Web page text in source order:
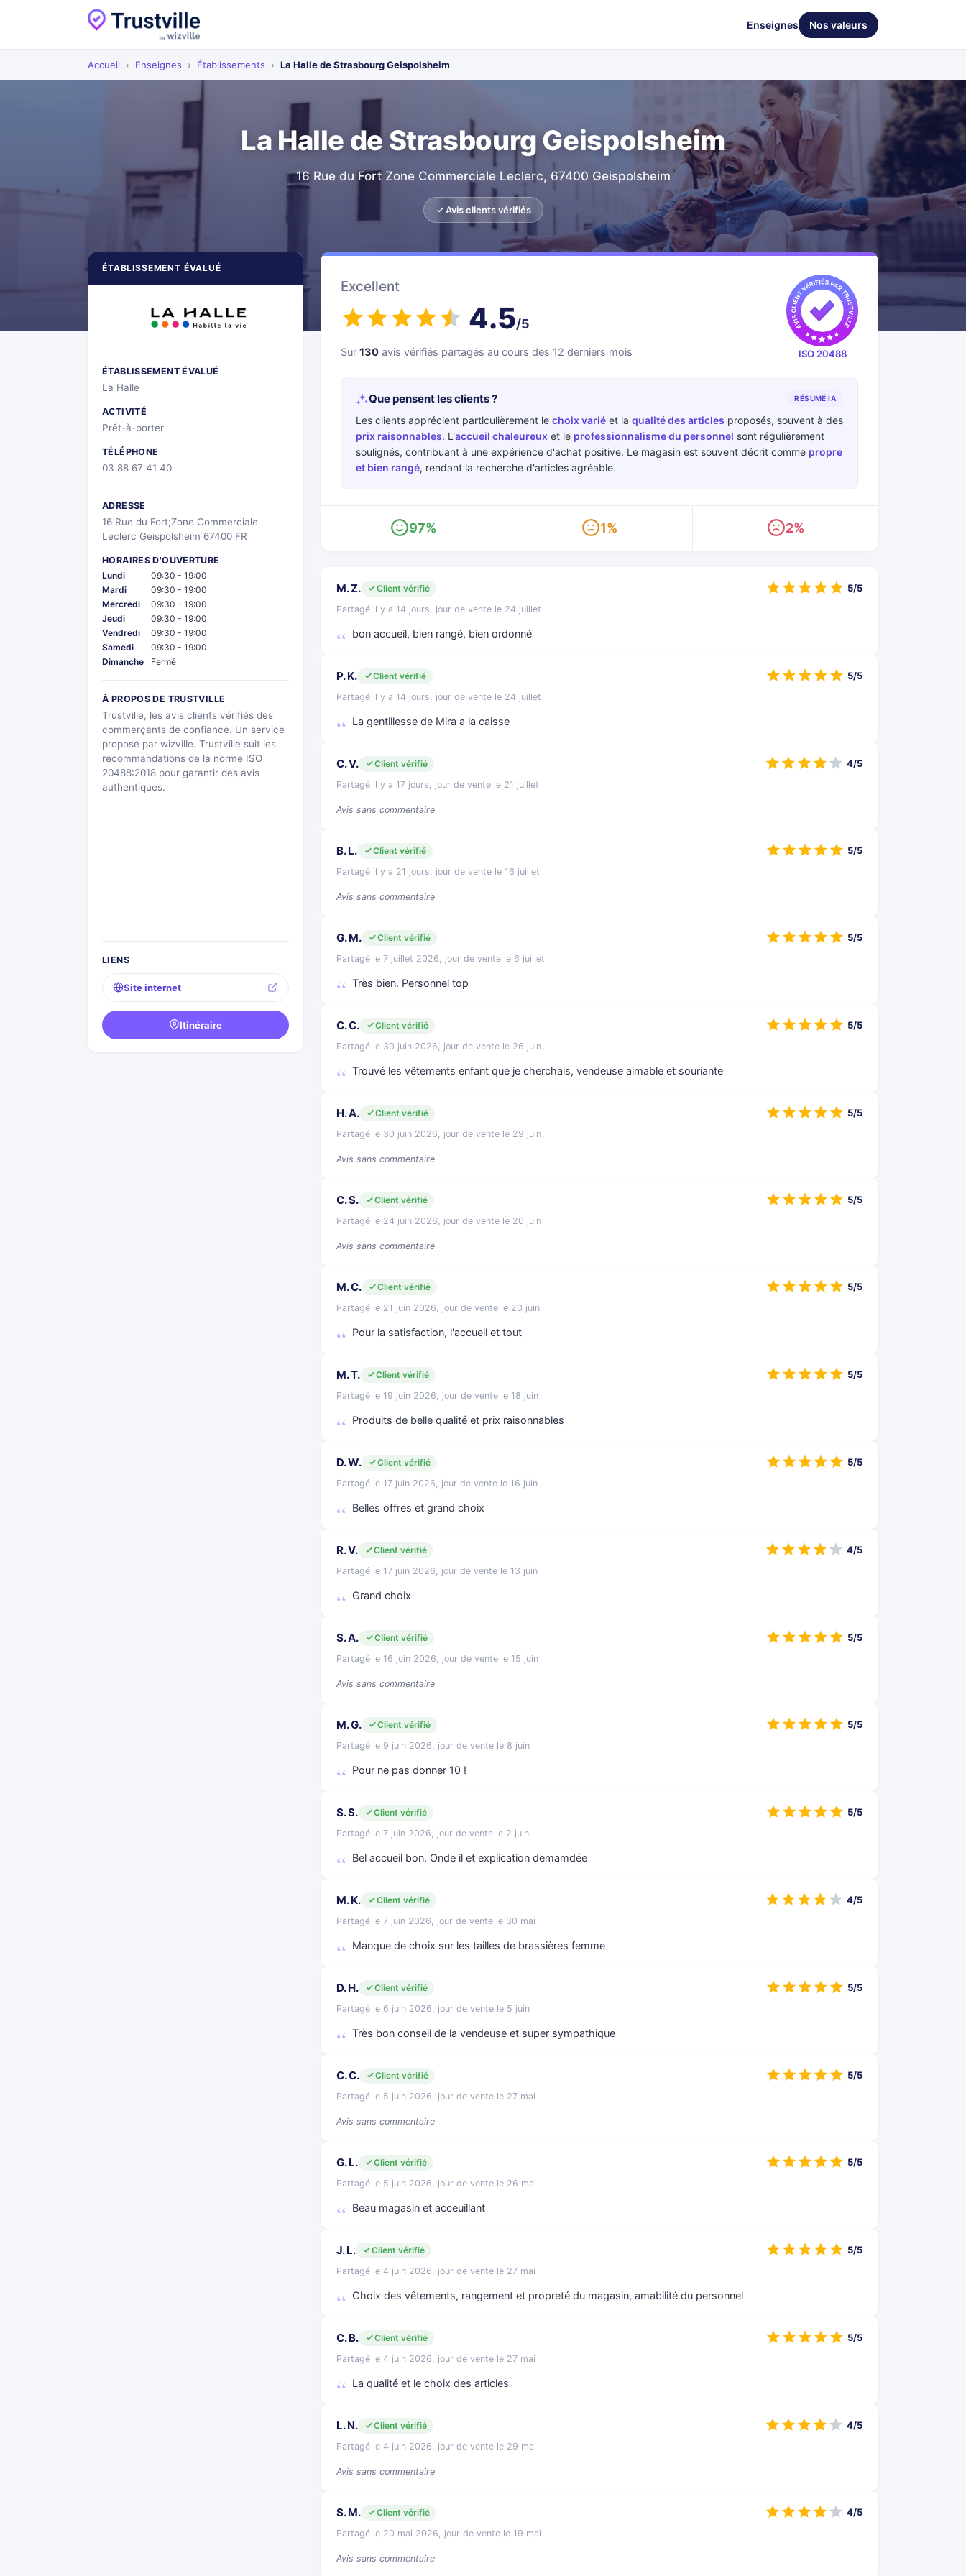
Enseignes Nos valeurs
Accueil › Enseignes › Établissements › La Halle de Strasbourg Geispolsheim
La Halle de Strasbourg Geispolsheim
16 Rue du Fort Zone Commerciale Leclerc, 67400 Geispolsheim
Avis clients vérifiés
ÉTABLISSEMENT ÉVALUÉ
ÉTABLISSEMENT ÉVALUÉ
La Halle
ACTIVITÉ
Prêt-à-porter
TÉLÉPHONE
03 88 67 41 40
ADRESSE
16 Rue du Fort;Zone Commerciale
Leclerc Geispolsheim 67400 FR
HORAIRES D'OUVERTURE
Lundi
09:30 - 19:00
Mardi
09:30 - 19:00
Mercredi
09:30 - 19:00
Jeudi
09:30 - 19:00
Vendredi
09:30 - 19:00
Samedi
09:30 - 19:00
Dimanche
Fermé
À PROPOS DE TRUSTVILLE
Trustville, les avis clients vérifiés des
commerçants de confiance. Un service
proposé par wizville. Trustville suit les
recommandations de la norme ISO
20488:2018 pour garantir des avis
authentiques.
LIENS
Site internet
Itinéraire
Excellent
4.5/5
Sur 130 avis vérifiés partagés au cours des 12 derniers mois ISO 20488
Que pensent les clients ? RÉSUMÉ IA
Les clients apprécient particulièrement le choix varié et la qualité des articles proposés, souvent à des
prix raisonnables. L'accueil chaleureux et le professionnalisme du personnel sont régulièrement
soulignés, contribuant à une expérience d'achat positive. Le magasin est souvent décrit comme propre
et bien rangé, rendant la recherche d'articles agréable.
97% 1% 2%
M. Z.
Client vérifié
Partagé il y a 14 jours, jour de vente le 24 juillet
bon accueil, bien rangé, bien ordonné
5/5
P. K.
Client vérifié
Partagé il y a 14 jours, jour de vente le 24 juillet
La gentillesse de Mira a la caisse
5/5
C. V.
Client vérifié
Partagé il y a 17 jours, jour de vente le 21 juillet
Avis sans commentaire
4/5
B. L.
Client vérifié
Partagé il y a 21 jours, jour de vente le 16 juillet
Avis sans commentaire
5/5
G. M.
Client vérifié
Partagé le 7 juillet 2026, jour de vente le 6 juillet
Très bien. Personnel top
5/5
C. C.
Client vérifié
Partagé le 30 juin 2026, jour de vente le 26 juin
Trouvé les vêtements enfant que je cherchais, vendeuse aimable et souriante
5/5
H. A.
Client vérifié
Partagé le 30 juin 2026, jour de vente le 29 juin
Avis sans commentaire
5/5
C. S.
Client vérifié
Partagé le 24 juin 2026, jour de vente le 20 juin
Avis sans commentaire
5/5
M. C.
Client vérifié
Partagé le 21 juin 2026, jour de vente le 20 juin
Pour la satisfaction, l'accueil et tout
5/5
M. T.
Client vérifié
Partagé le 19 juin 2026, jour de vente le 18 juin
Produits de belle qualité et prix raisonnables
5/5
D. W.
Client vérifié
Partagé le 17 juin 2026, jour de vente le 16 juin
Belles offres et grand choix
5/5
R. V.
Client vérifié
Partagé le 17 juin 2026, jour de vente le 13 juin
Grand choix
4/5
S. A.
Client vérifié
Partagé le 16 juin 2026, jour de vente le 15 juin
Avis sans commentaire
5/5
M. G.
Client vérifié
Partagé le 9 juin 2026, jour de vente le 8 juin
Pour ne pas donner 10 !
5/5
S. S.
Client vérifié
Partagé le 7 juin 2026, jour de vente le 2 juin
Bel accueil bon. Onde il et explication demamdée
5/5
M. K.
Client vérifié
Partagé le 7 juin 2026, jour de vente le 30 mai
Manque de choix sur les tailles de brassières femme
4/5
D. H.
Client vérifié
Partagé le 6 juin 2026, jour de vente le 5 juin
Très bon conseil de la vendeuse et super sympathique
5/5
C. C.
Client vérifié
Partagé le 5 juin 2026, jour de vente le 27 mai
Avis sans commentaire
5/5
G. L.
Client vérifié
Partagé le 5 juin 2026, jour de vente le 26 mai
Beau magasin et acceuillant
5/5
J. L.
Client vérifié
Partagé le 4 juin 2026, jour de vente le 27 mai
Choix des vêtements, rangement et propreté du magasin, amabilité du personnel
5/5
C. B.
Client vérifié
Partagé le 4 juin 2026, jour de vente le 27 mai
La qualité et le choix des articles
5/5
L. N.
Client vérifié
Partagé le 4 juin 2026, jour de vente le 29 mai
Avis sans commentaire
4/5
S. M.
Client vérifié
Partagé le 20 mai 2026, jour de vente le 19 mai
Avis sans commentaire
4/5